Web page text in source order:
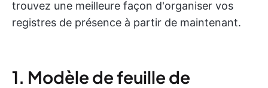
trouvez une meilleure façon d'organiser vos
registres de présence à partir de maintenant.
1. Modèle de feuille de